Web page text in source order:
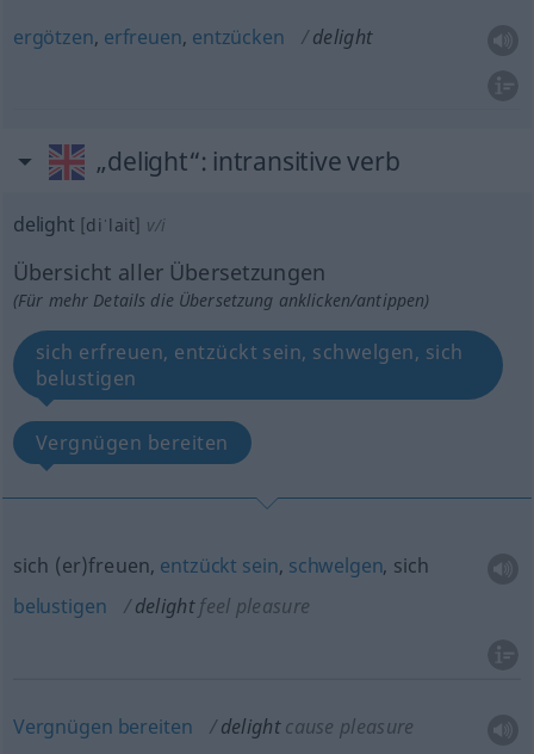
ergötzen, erfreuen, entzücken delight
„delight“: intransitive verb
delight [diˈlait] v/i
Übersicht aller Übersetzungen
(Für mehr Details die Übersetzung anklicken/antippen)
sich erfreuen, entzückt sein, schwelgen, sich
belustigen
Vergnügen bereiten
sich (er)freuen, entzückt sein, schwelgen, sich
belustigen
delight feel pleasure
Vergnügen bereiten delight cause pleasure